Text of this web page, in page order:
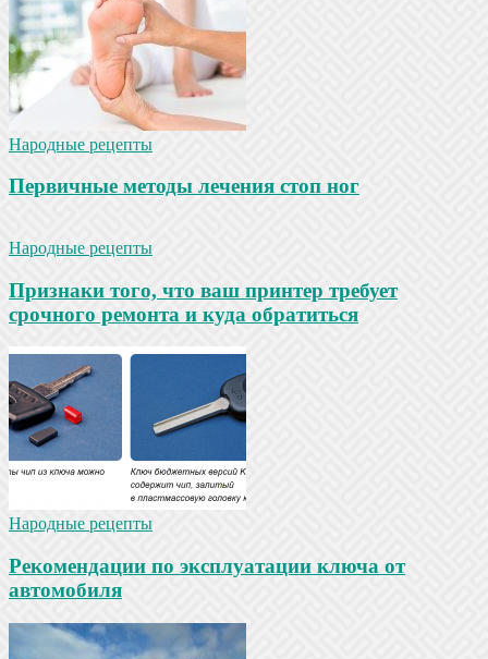
Народные рецепты
Первичные методы лечения стоп ног
Народные рецепты
Признаки того, что ваш принтер требует
срочного ремонта и куда обратиться
Народные рецепты
Рекомендации по эксплуатации ключа от
автомобиля